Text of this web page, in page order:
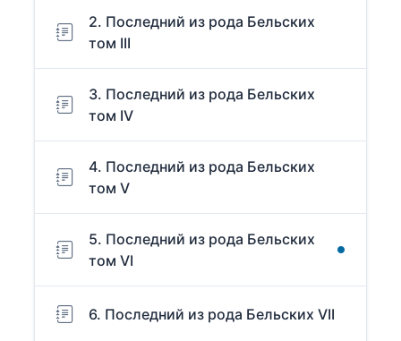
2. Последний из рода Бельских
том III
3. Последний из рода Бельских
том IV
4. Последний из рода Бельских
том V
5. Последний из рода Бельских
том VI
6. Последний из рода Бельских VII